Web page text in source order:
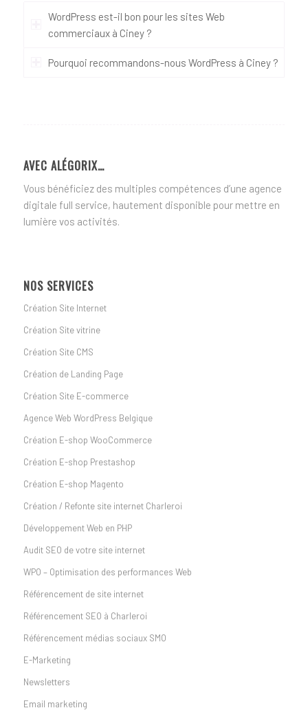
WordPress est-il bon pour les sites Web
commerciaux à Ciney ?
Pourquoi recommandons-nous WordPress à Ciney ?
AVEC ALÉGORIX…
Vous bénéficiez des multiples compétences d’une agence
digitale full service, hautement disponible pour mettre en
lumière vos activités.
NOS SERVICES
Création Site Internet
Création Site vitrine
Création Site CMS
Création de Landing Page
Création Site E-commerce
Agence Web WordPress Belgique
Création E-shop WooCommerce
Création E-shop Prestashop
Création E-shop Magento
Création / Refonte site internet Charleroi
Développement Web en PHP
Audit SEO de votre site internet
WPO – Optimisation des performances Web
Référencement de site internet
Référencement SEO à Charleroi
Référencement médias sociaux SMO
E-Marketing
Newsletters
Email marketing